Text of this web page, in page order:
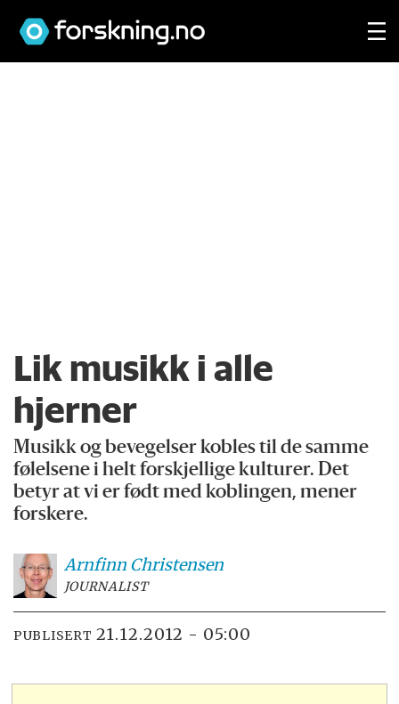
Lik musikk i alle
hjerner
Musikk og bevegelser kobles til de samme
følelsene i helt forskjellige kulturer. Det
betyr at vi er født med koblingen, mener
forskere.
Arnfinn Christensen
JOURNALIST
PUBLISERT 21.12.2012 - 05:00